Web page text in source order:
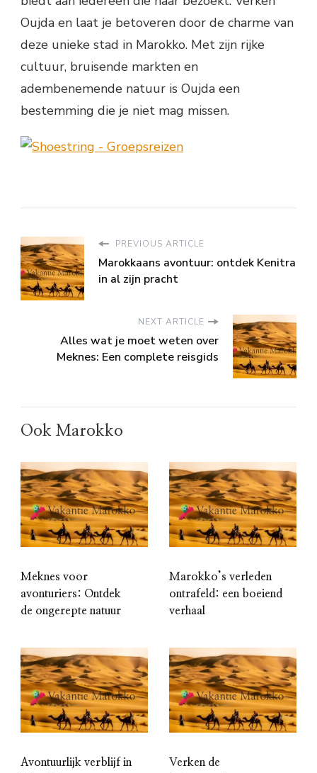
Oujda en laat je betoveren door de charme van
deze unieke stad in Marokko. Met zijn rijke
cultuur, bruisende markten en
adembenemende natuur is Oujda een
bestemming die je niet mag missen.
PREVIOUS ARTICLE
Marokkaans avontuur: ontdek Kenitra
in al zijn pracht
NEXT ARTICLE
Alles wat je moet weten over
Meknes: Een complete reisgids
Ook Marokko
Meknes voor
avonturiers: Ontdek
de ongerepte natuur
Marokko’s verleden
ontrafeld: een boeiend
verhaal
Avontuurlijk verblijf in
Verken de